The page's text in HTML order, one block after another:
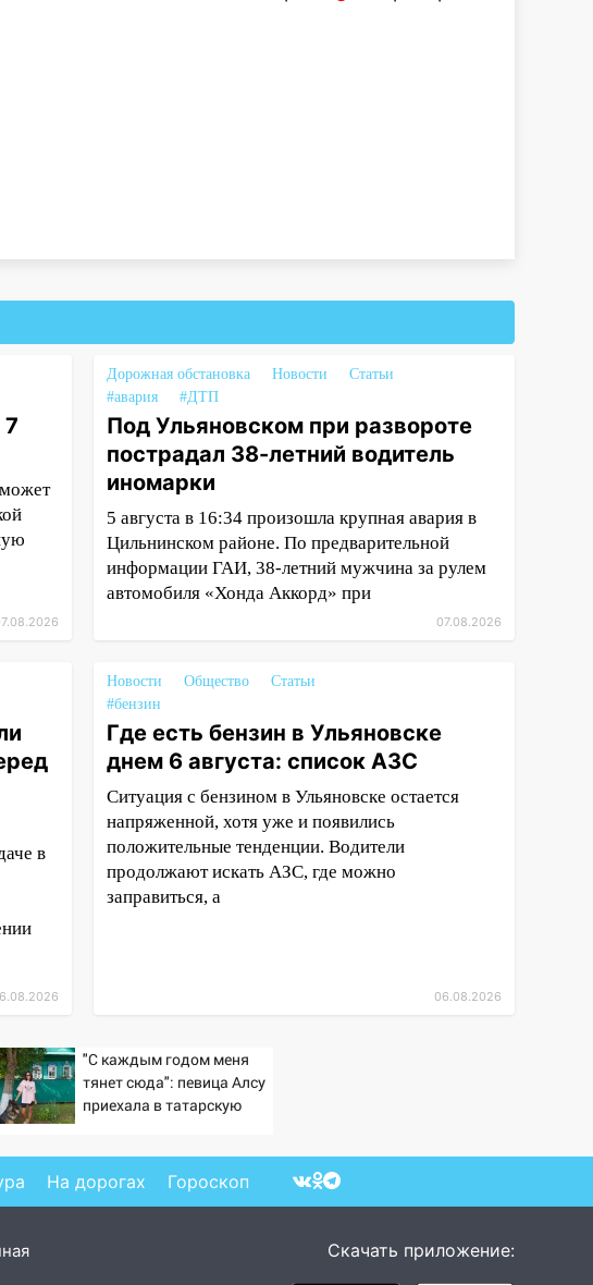
7
Дорожная обстановка Новости
Статьи
#авария
#ДТП
Под Ульяновском при развороте
пострадал 38-летний водитель
иномарки
5 августа в 16:34 произошла крупная авария в
Цильнинском районе. По предварительной
информации ГАИ, 38-летний мужчина за рулем
автомобиля «Хонда Аккорд» при
07.08.2026
в
Новости Общество
Статьи
#бензин
Где есть бензин в Ульяновске
днем 6 августа: список АЗС
Ситуация с бензином в Ульяновске остается
напряженной, хотя уже и появились
положительные тенденции. Водители
продолжают искать АЗС, где можно
заправиться, а
06.08.2026
"С каждым годом меня
тянет сюда": певица Алсу
приехала в татарскую
Новости
На дорогах Гороскоп
Скачать приложение: